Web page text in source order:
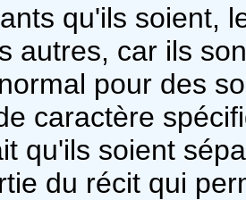
qu'ils soient,
autres, car ils
pour des
caractère
qu'ils soient
du récit qui